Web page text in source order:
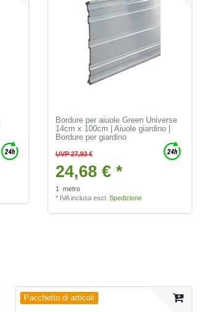
Bordure per aiuole Green Universe
14cm x 100cm | Aiuole giardino |
Bordure per giardino
UVP 27,93 €
24,68 € *
1
metro
* IVA inclusaescl. Spedizione
Pacchetto di articoli